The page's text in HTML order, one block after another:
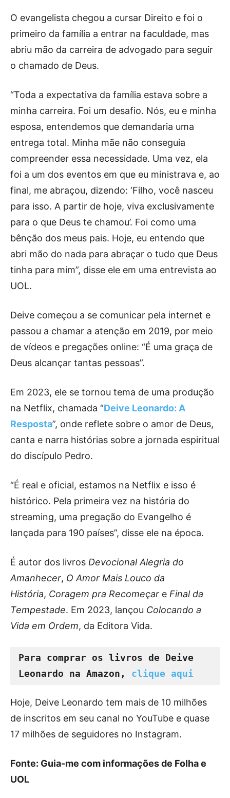
O evangelista chegou a cursar Direito e foi o
primeiro da família a entrar na faculdade, mas
abriu mão da carreira de advogado para seguir
o chamado de Deus.
“Toda a expectativa da família estava sobre a
minha carreira. Foi um desafio. Nós, eu e minha
esposa, entendemos que demandaria uma
entrega total. Minha mãe não conseguia
compreender essa necessidade. Uma vez, ela
foi a um dos eventos em que eu ministrava e, ao
final, me abraçou, dizendo: ‘Filho, você nasceu
para isso. A partir de hoje, viva exclusivamente
para o que Deus te chamou’. Foi como uma
bênção dos meus pais. Hoje, eu entendo que
abri mão do nada para abraçar o tudo que Deus
tinha para mim”, disse ele em uma entrevista ao
UOL.
Deive começou a se comunicar pela internet e
passou a chamar a atenção em 2019, por meio
de vídeos e pregações online: “É uma graça de
Deus alcançar tantas pessoas”.
Em 2023, ele se tornou tema de uma produção
na Netflix, chamada “Deive Leonardo: A
Resposta”, onde reflete sobre o amor de Deus,
canta e narra histórias sobre a jornada espiritual
do discípulo Pedro.
“É real e oficial, estamos na Netflix e isso é
histórico. Pela primeira vez na história do
streaming, uma pregação do Evangelho é
lançada para 190 países”, disse ele na época.
É autor dos livros Devocional Alegria do
Amanhecer, O Amor Mais Louco da
História, Coragem pra Recomeçar e Final da
Tempestade. Em 2023, lançou Colocando a
Vida em Ordem, da Editora Vida.
Para comprar os livros de Deive
Leonardo na Amazon, clique aqui
Hoje, Deive Leonardo tem mais de 10 milhões
de inscritos em seu canal no YouTube e quase
17 milhões de seguidores no Instagram.
Fonte: Guia-me com informações de Folha e
UOL